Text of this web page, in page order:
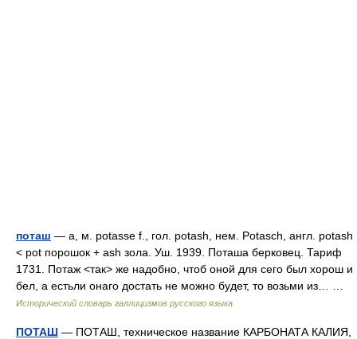
поташ — а, м. potasse f., гол. potash, нем. Potasch, англ. potash
< pot порошок + ash зола. Уш. 1939. Поташа берковец. Тариф
1731. Потаж <так> же надобно, чтоб оной для сего был хорош и
бел, а естьли онаго достать не можно будет, то возьми из… …
Исторический словарь галлицизмов русского языка
ПОТАШ — ПОТАШ, техническое название КАРБОНАТА КАЛИЯ,